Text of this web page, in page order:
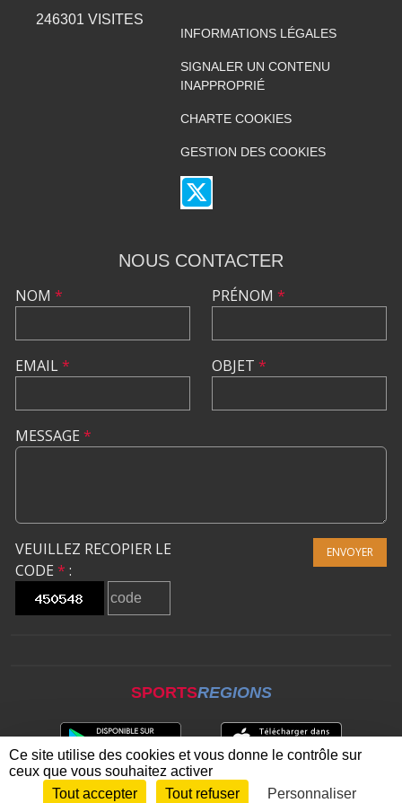
246301 VISITES
INFORMATIONS LÉGALES
SIGNALER UN CONTENU
INAPPROPRIÉ
CHARTE COOKIES
GESTION DES COOKIES
NOUS CONTACTER
NOM *
EMAIL*
PRÉNOM *
OBJET *
MESSAGE *
VEUILLEZ RECOPIER LE
CODE * :
ENVOYER
SPORTSREGIONS
Envie de participer ? CONNEXION
Ce site utilise des cookies et vous donne le contrôle sur
ceux que vous souhaitez activer
Tout accepter
Tout refuser Personnaliser